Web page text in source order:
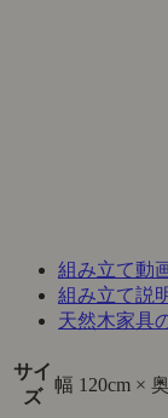
組み立て動
組み立て説
天然木家具
サイ
ズ
幅 120cm ×